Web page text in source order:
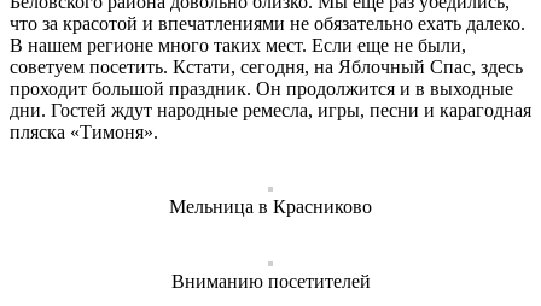
что за красотой и впечатлениями не обязательно ехать далеко.
В нашем регионе много таких мест. Если еще не были,
советуем посетить. Кстати, сегодня, на Яблочный Спас, здесь
проходит большой праздник. Он продолжится и в выходные
дни. Гостей ждут народные ремесла, игры, песни и карагодная
пляска «Тимоня».
Мельница в Красниково
Вниманию посетителей